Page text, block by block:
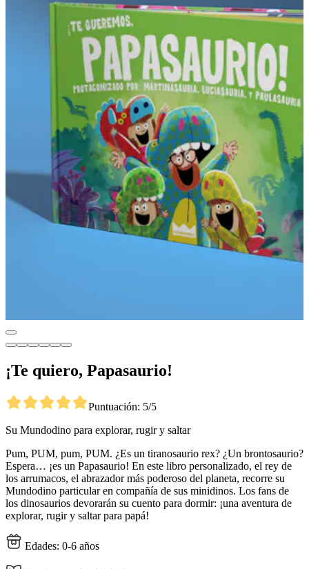
¡Te quiero, Papasaurio!
Puntuación: 5/5
Su Mundodino para explorar, rugir y saltar
Pum, PUM, pum, PUM. ¿Es un tiranosaurio rex? ¿Un brontosaurio?
Espera… ¡es un Papasaurio! En este libro personalizado, el rey de
los arrumacos, el abrazador más poderoso del planeta, recorre su
Mundodino particular en compañía de sus minidinos. Los fans de
los dinosaurios devorarán su cuento para dormir: ¡una aventura de
explorar, rugir y saltar para papá!
Edades: 0-6 años